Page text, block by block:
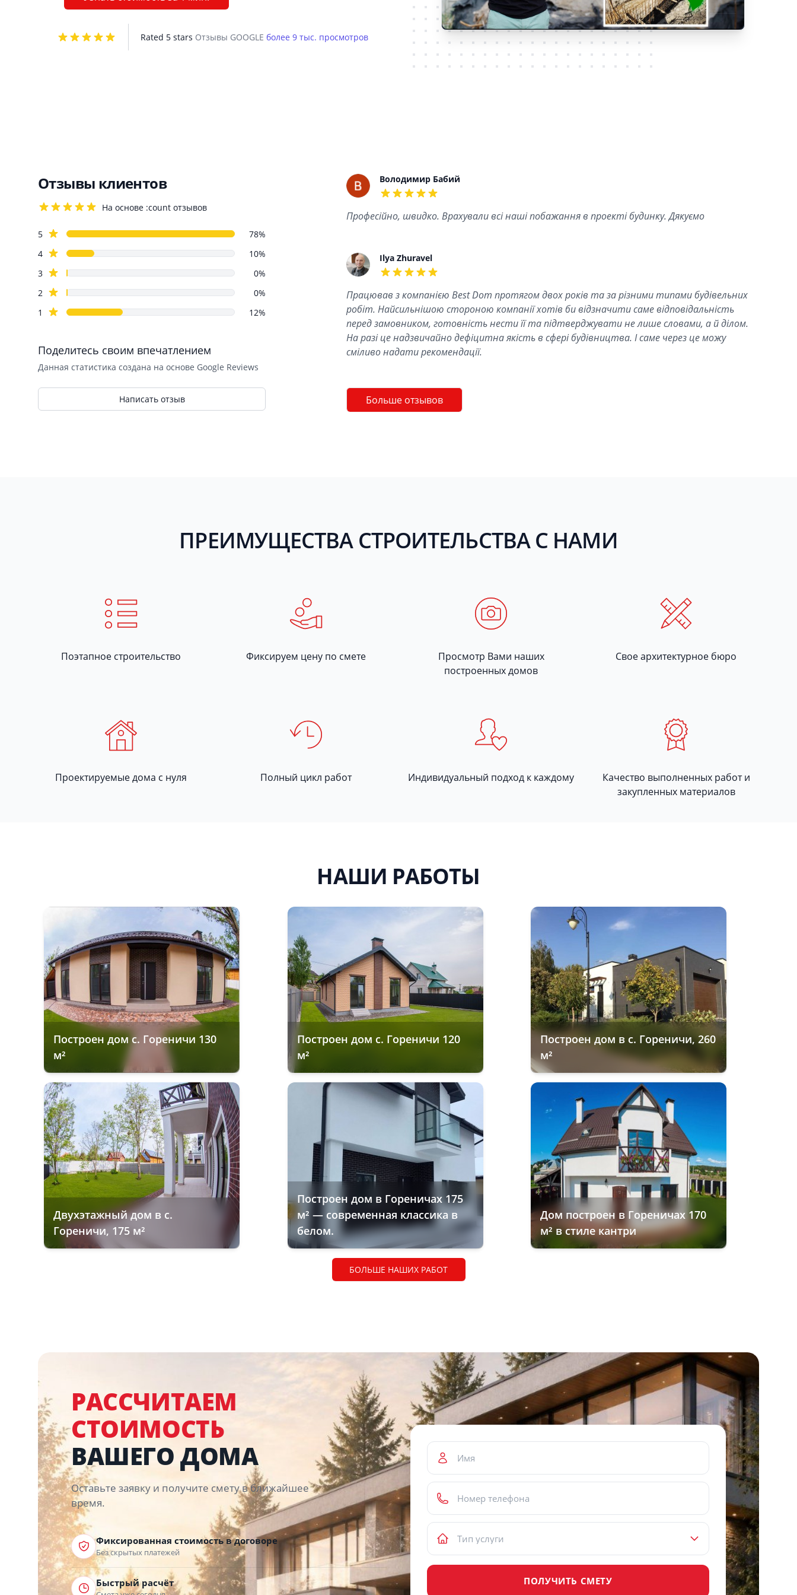
Rated 5 stars Отзывы GOOGLE более 9 тыс. просмотров
Отзывы клиентов
На основе :count отзывов
Review data
5star reviews
78%
4star reviews
10%
3star reviews
0%
2 star reviews
0%
1
star reviews 12%
Поделитесь своим впечатлением
Данная статистика создана на основе Google Reviews
Написать отзыв
Recent reviewsВолодимир Бабий
Професійно, швидко. Врахували всі наші побажання в проекті будинку. Дякуємо
Ilya Zhuravel
Працював з компанією Best Dom протягом двох років та за різними типами будівельних
робіт. Найсильнішою стороною компанії хотів би відзначити саме відповідальність
перед замовником, готовність нести її та підтверджувати не лише словами, а й ділом.
На разі це надзвичайно дефіцитна якість в сфері будівництва. І саме через це можу
сміливо надати рекомендації.
Больше отзывов
ПРЕИМУЩЕСТВА СТРОИТЕЛЬСТВА С НАМИ
Поэтапное строительство Фиксируем цену по смете
Просмотр Вами наших
построенных домов
Свое архитектурное бюро
Проектируемые дома с нуля Полный цикл работ Индивидуальный подход к каждому
Качество выполненных работ и
закупленных материалов
НАШИ РАБОТЫ
Построен дом с. Гореничи 130
м²
Построен дом с. Гореничи 120
м²
Построен дом в с. Гореничи, 260
м²
Двухэтажный дом в с.
Гореничи, 175 м²
Построен дом в Гореничах 175
м² — современная классика в
белом.
Дом построен в Гореничах 170
м² в стиле кантри
БОЛЬШЕ НАШИХ РАБОТ
РАССЧИТАЕМ
СТОИМОСТЬ
ВАШЕГО ДОМА
Оставьте заявку и получите смету в ближайшее
время.
ПОЛУЧИТЬ СМЕТУ
Фиксированная стоимость в договоре
Без скрытых платежей
Быстрый расчёт